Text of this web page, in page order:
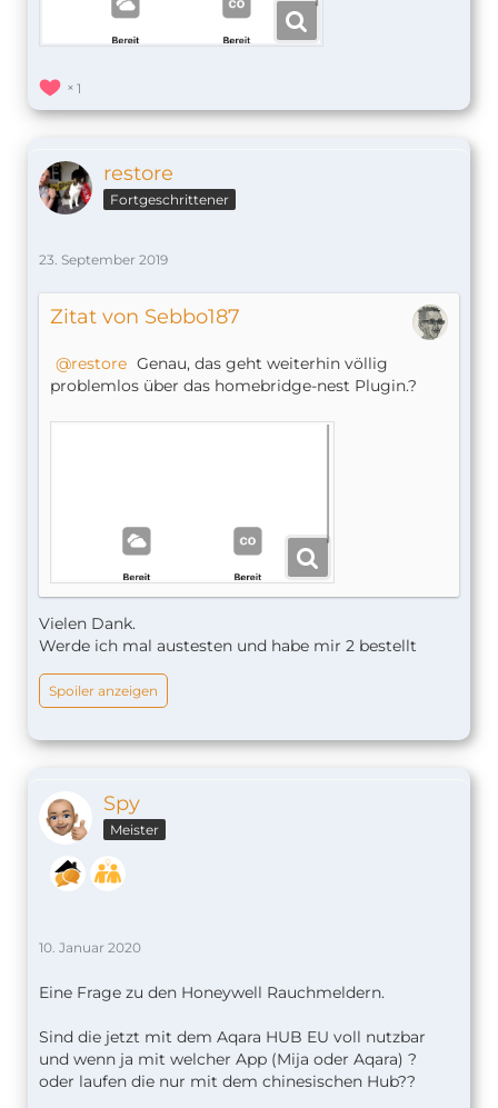
1
restore
Fortgeschrittener
23. September 2019
Zitat von Sebbo187
restore Genau, das geht weiterhin völlig
problemlos über das homebridge-nest Plugin.?
Vielen Dank.
Werde ich mal austesten und habe mir 2 bestellt
Spoiler anzeigen
Spy
Meister
10. Januar 2020
Eine Frage zu den Honeywell Rauchmeldern.
Sind die jetzt mit dem Aqara HUB EU voll nutzbar
und wenn ja mit welcher App (Mija oder Aqara) ?
oder laufen die nur mit dem chinesischen Hub??